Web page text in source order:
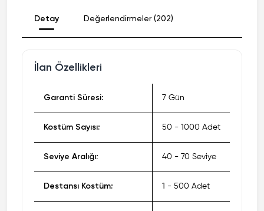
Detay Değerlendirmeler (202)
İlan Özellikleri
Garanti Süresi: 7 Gün
Kostüm Sayısı: 50 - 1000 Adet
Seviye Aralığı: 40 - 70 Seviye
Destansı Kostüm: 1 - 500 Adet